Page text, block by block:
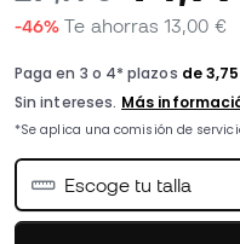
-46% Te ahorras13,00 €
Escoge tu talla